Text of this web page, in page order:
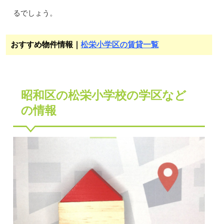
るでしょう。
おすすめ物件情報｜ 松栄小学区の賃貸一覧
昭和区の松栄小学校の学区など
の情報